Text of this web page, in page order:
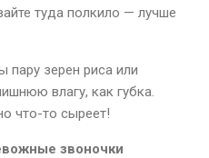
туда полкило — лучше
пару зерен риса или
влагу, как губка.
что-то сыреет!
звоночки